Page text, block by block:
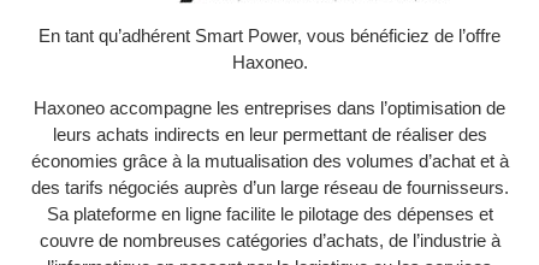
En tant qu’adhérent Smart Power, vous bénéficiez de l’offre
Haxoneo.
Haxoneo accompagne les entreprises dans l’optimisation de
leurs achats indirects en leur permettant de réaliser des
économies grâce à la mutualisation des volumes d’achat et à
des tarifs négociés auprès d’un large réseau de fournisseurs.
Sa plateforme en ligne facilite le pilotage des dépenses et
couvre de nombreuses catégories d’achats, de l’industrie à